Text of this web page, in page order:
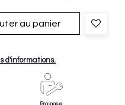
au panier
d'informations.
Pro-pose